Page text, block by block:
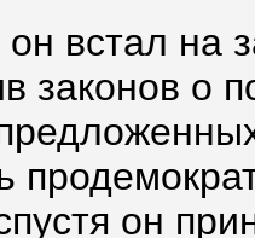
он встал на
законов о
он